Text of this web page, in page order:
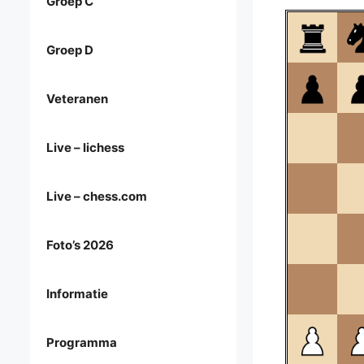
Groep D
Veteranen
Live – lichess
Live – chess.com
Foto’s 2026
Informatie
Programma